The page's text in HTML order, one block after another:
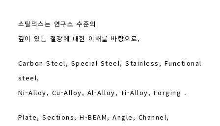
스틸맥스는 연구소 수준의
깊이 있는 철강에 대한 이해를 바탕으로,
Carbon Steel, Special Steel, Stainless, Functional
steel,
Ni-Alloy, Cu-Alloy, Al-Alloy, Ti-Alloy, Forging .
Plate, Sections, H-BEAM, Angle, Channel,